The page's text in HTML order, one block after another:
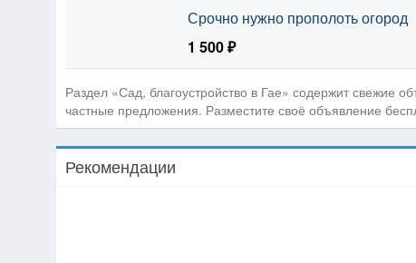
Срочно нужно прополоть огород
1 500 ₽
Раздел «Сад, благоустройство в Гае» содержит свежие
частные предложения. Разместите своё объявление
Рекомендации